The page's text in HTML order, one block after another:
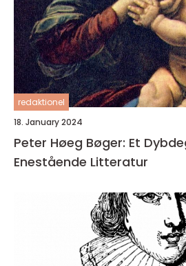
redaktionel
18. January 2024
Peter Høeg Bøger: Et
Enestående Litteratur